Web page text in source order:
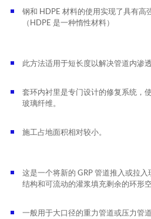
钢和 HDPE 材料的使用实现了具有高
（HDPE 是一种惰性材料）
此方法适用于短长度以解决管道内渗透
套环内衬里是专门设计的修复系统，
玻璃纤维。
施工占地面积相对较小。
这是一个将新的 GRP 管道推入或拉
结构和可流动的灌浆填充剩余的环形空
一般用于大口径的重力管道或压力管道